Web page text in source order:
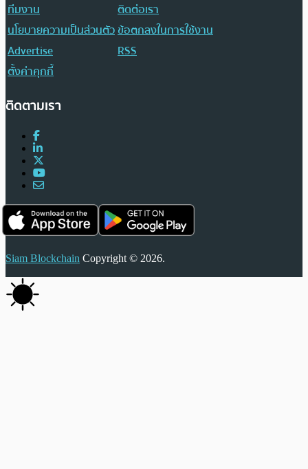
ทีมงาน
ติดต่อเรา
นโยบายความเป็นส่วนตัวข้อตกลงในการใช้งาน
Advertise
RSS
ตั้งค่าคุกกี้
ติดตามเรา
Siam Blockchain Copyright © 2026.